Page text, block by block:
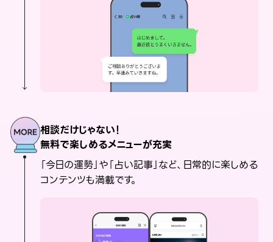
相談だけじゃない！
無料で楽しめるメニューが充実
「今日の運勢」や「占い記事」など、日常的に楽しめる
コンテンツも満載です。